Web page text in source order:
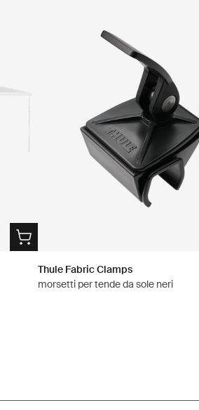
Thule Fabric Clamps
morsetti per tende da sole neri